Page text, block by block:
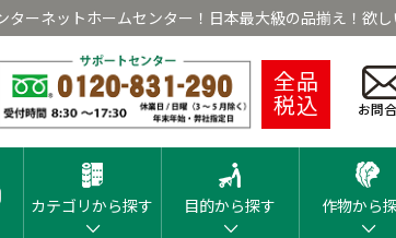
ーネットホームセンター！日本最大級の品揃え！欲し
全品
税込 お問
カテゴリから探す 目的から探す 作物から